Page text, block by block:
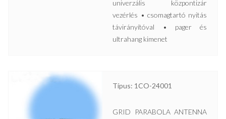
univerzális központizár
vezérlés • csomagtartó nyitás
távirányítóval • pager és
ultrahang kimenet
Típus: 1CO-24001
GRID PARABOLA ANTENNA